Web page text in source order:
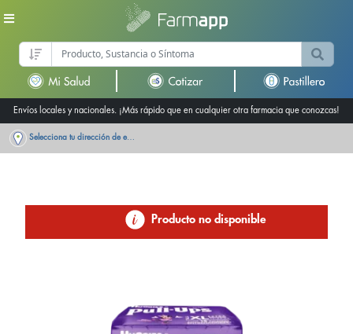
Envíos locales y nacionales. ¡Más rápido que en cualquier otra farmacia que conozcas!
Selecciona tu dirección de entrega
Producto no disponible